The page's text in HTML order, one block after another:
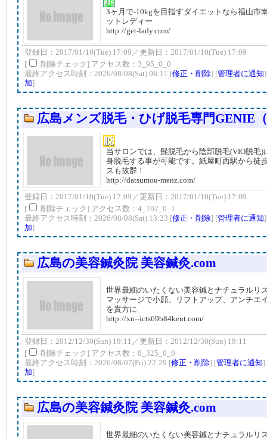
3ヶ月で-10kgを目指すダイエットなら福山市
ットレディー
http://get-lady.com/
登録日：2017/01/10(Tue) 17:09／更新日：2017/01/10(Tue) 17:09
[
削除チェック] アクセス数：3_95_0_0
最終アクセス時刻：2026/08/08(Sat) 08:11 [修正・削除] [管理者に通知
加]
広島メンズ脱毛・ひげ脱毛専門GENIE
当サロンでは、髭脱毛から陰部脱毛(VIO脱毛)
身脱毛する事が可能です。紙屋町西駅から徒
スも抜群！
http://datsumou-menz.com/
登録日：2017/01/10(Tue) 17:09／更新日：2017/01/10(Tue) 17:09
[
削除チェック] アクセス数：4_102_0_1
最終アクセス時刻：2026/08/08(Sat) 13:23 [修正・削除] [管理者に通知
加]
広島の美容鍼灸院 美容鍼灸.com
世界最細のいたくない美容鍼とナチュラルリ
マッサージで小顔、リフトアップ、アンチエ
を貴方に
http://xn--icts69b84kent.com/
登録日：2012/12/30(Sun) 19:11／更新日：2012/12/30(Sun) 19:11
[
削除チェック] アクセス数：0_325_0_0
最終アクセス時刻：2026/08/07(Fri) 22:29 [修正・削除] [管理者に通知]
加]
広島の美容鍼灸院 美容鍼灸.com
世界最細のいたくない美容鍼とナチュラルリ